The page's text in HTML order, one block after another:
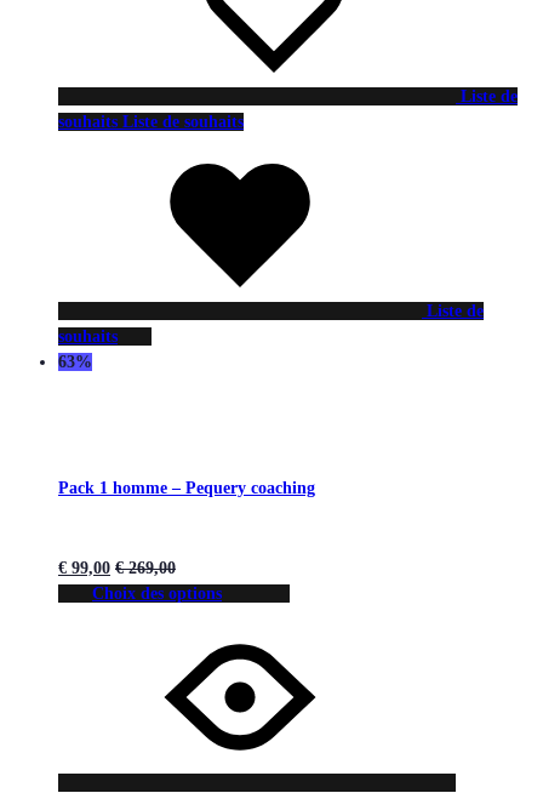
Liste de
souhaits Liste de souhaits
Liste de
souhaits
63%
Pack 1 homme – Pequery coaching
€ 99,00 €269,00
Choix des options